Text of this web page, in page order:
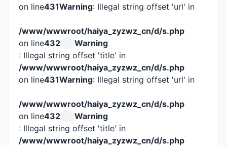
on line431Warning: Illegal string offset 'url' in
/www/wwwroot/haiya_zyzwz_cn/d/s.php
on line432
Warning
: Illegal string offset 'title' in
/www/wwwroot/haiya_zyzwz_cn/d/s.php
on line431Warning: Illegal string offset 'url' in
/www/wwwroot/haiya_zyzwz_cn/d/s.php
on line432
Warning
: Illegal string offset 'title' in
/www/wwwroot/haiya_zyzwz_cn/d/s.php